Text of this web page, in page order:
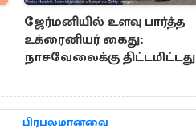
ஜேர்மனியில் உளவு பார்த்த
உக்ரைனியர் கைது:
நாசவேலைக்கு திட்டமிட்டது
பிரபலமானவை